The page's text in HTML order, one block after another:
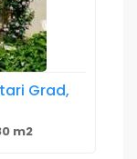
Grad,
m2